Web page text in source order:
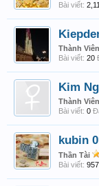
Bài viết:
Thành Viên
Bài viết: 20
Kim
Thành
Bài viết: 0
kubin
Thần Tài
Bài viết: 957